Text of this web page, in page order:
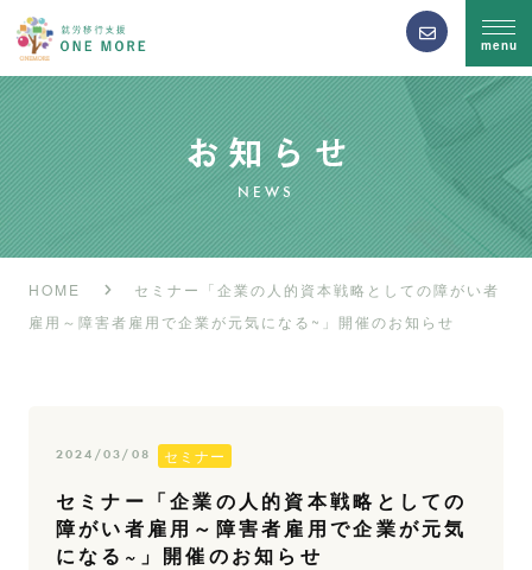
menu
NEWS
HOME
セミナー「企業の人的資本戦略としての障がい者
雇用～障害者雇用で企業が元気になる~」開催のお知らせ
2024/03/08 セミナー
セミナー「企業の人的資本戦略としての
障がい者雇用～障害者雇用で企業が元気
になる~」開催のお知らせ